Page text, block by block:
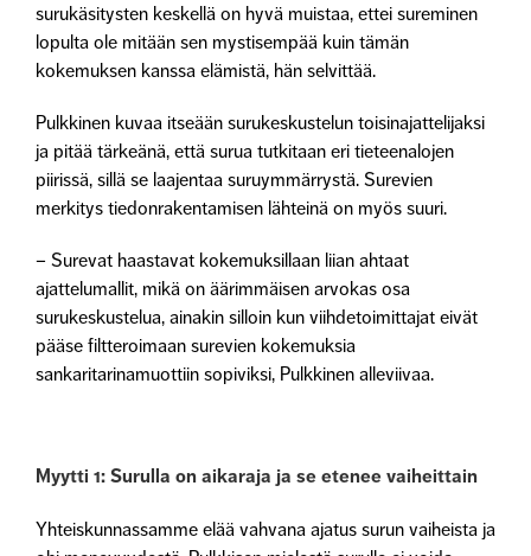
surukäsitysten keskellä on hyvä muistaa, ettei sureminen
lopulta ole mitään sen mystisempää kuin tämän
kokemuksen kanssa elämistä, hän selvittää.
Pulkkinen kuvaa itseään surukeskustelun toisinajattelijaksi
ja pitää tärkeänä, että surua tutkitaan eri tieteenalojen
piirissä, sillä se laajentaa suruymmärrystä. Surevien
merkitys tiedonrakentamisen lähteinä on myös suuri.
– Surevat haastavat kokemuksillaan liian ahtaat
ajattelumallit, mikä on äärimmäisen arvokas osa
surukeskustelua, ainakin silloin kun viihdetoimittajat eivät
pääse filtteroimaan surevien kokemuksia
sankaritarinamuottiin sopiviksi, Pulkkinen alleviivaa.
Myytti 1: Surulla on aikaraja ja se etenee vaiheittain
Yhteiskunnassamme elää vahvana ajatus surun vaiheista ja